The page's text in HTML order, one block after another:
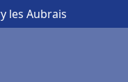
les Aubrais